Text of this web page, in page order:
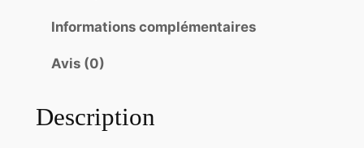
I
Informations complémentaires
Avis (0)
Description